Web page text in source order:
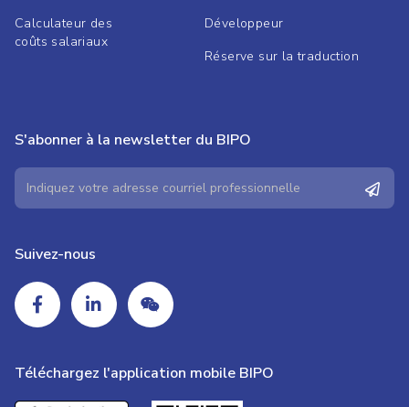
Calculateur des
coûts salariaux
Développeur
Réserve sur la traduction
S'abonner à la newsletter du BIPO
Suivez-nous
Téléchargez l'application mobile BIPO